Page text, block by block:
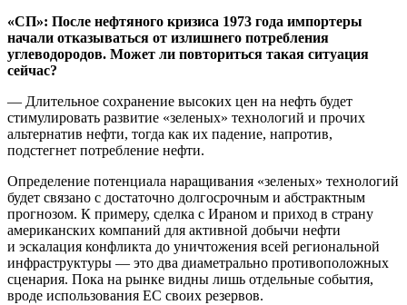
«СП»: После нефтяного кризиса 1973 года импортеры
начали отказываться от излишнего потребления
углеводородов. Может ли повториться такая ситуация
сейчас?
— Длительное сохранение высоких цен на нефть будет
стимулировать развитие «зеленых» технологий и прочих
альтернатив нефти, тогда как их падение, напротив,
подстегнет потребление нефти.
Определение потенциала наращивания «зеленых» технологий
будет связано с достаточно долгосрочным и абстрактным
прогнозом. К примеру, сделка с Ираном и приход в страну
американских компаний для активной добычи нефти
и эскалация конфликта до уничтожения всей региональной
инфраструктуры — это два диаметрально противоположных
сценария. Пока на рынке видны лишь отдельные события,
вроде использования ЕС своих резервов.